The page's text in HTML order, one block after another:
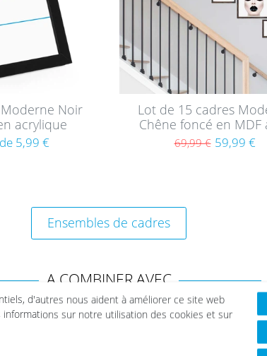
Noir
acrylique
5,99 €
Lot de 15 cadres
Chêne foncé en MDF
vitre en acrylique
69,99 € 59,99 €
Ensembles de cadres
A COMBINER AVEC
d'autres nous aident à améliorer ce site web
sur notre utilisation des cookies et sur